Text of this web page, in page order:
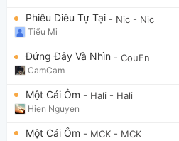
Phiêu Diêu Tự Tại - Nic - Nic
Tiểu Mi
Đứng Đây Và Nhìn - CouEn
CamCam
Một Cái Ôm - Hali - Hali
Hien Nguyen
Một Cái Ôm - MCK - MCK